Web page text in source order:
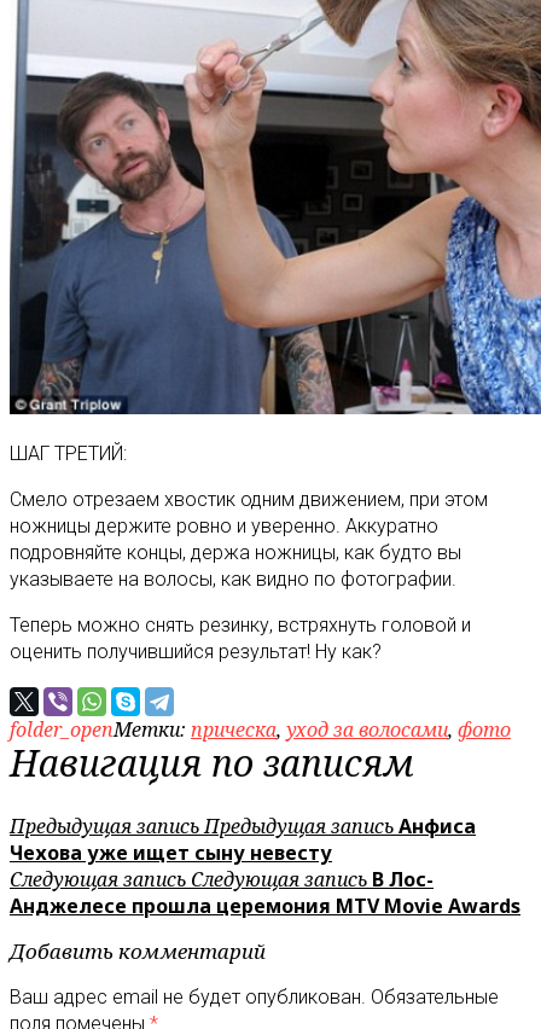
ШАГ ТРЕТИЙ:
Смело отрезаем хвостик одним движением, при этом
ножницы держите ровно и уверенно. Аккуратно
подровняйте концы, держа ножницы, как будто вы
указываете на волосы, как видно по фотографии.
Теперь можно снять резинку, встряхнуть головой и
оценить получившийся результат! Ну как?
folder_openМетки: прическа, уход за волосами, фото
Навигация по записям
Предыдущая записьПредыдущая записьАнфиса
Чехова уже ищет сыну невесту
Следующая запись Следующая запись В Лос-
Анджелесе прошла церемония MTV Movie Awards
Добавить комментарий
Ваш адрес email не будет опубликован. Обязательные
поля помечены *